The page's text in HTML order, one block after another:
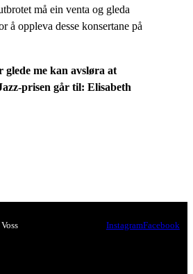
må ein venta og gleda
å oppleva desse konsertane på
glede me kan avsløra at
prisen går til: Elisabeth
InstagramFacebook